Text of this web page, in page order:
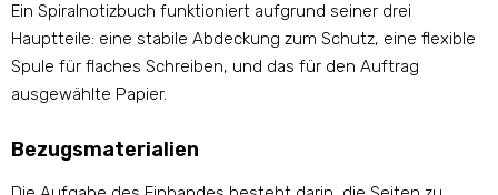
Ein Spiralnotizbuch funktioniert aufgrund seiner drei
Hauptteile: eine stabile Abdeckung zum Schutz, eine flexible
Spule für flaches Schreiben, und das für den Auftrag
ausgewählte Papier.
Bezugsmaterialien